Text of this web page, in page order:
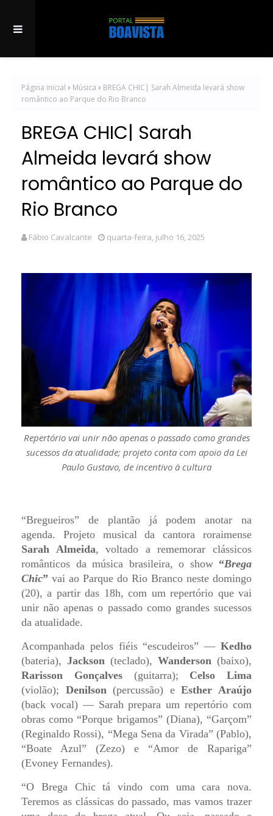
Página inicial Música
BREGA CHIC| Sarah Almeida levará show
romântico ao Parque do Rio Branco
BREGA CHIC| Sarah
Almeida levará show
romântico ao Parque do
Rio Branco
Fábio Cavalcante quarta-feira, julho 16, 2025
Repertório vai unir não apenas o passado como grandes
sucessos da atualidade; projeto conta com apoio da Lei
Paulo Gustavo, de incentivo à cultura
“Bregueiros” de plantão já podem anotar na
agenda. Projeto musical da cantora roraimense
Sarah Almeida, voltado a rememorar clássicos
românticos da música brasileira, o show “Brega
Chic” vai ao Parque do Rio Branco neste domingo
(20), a partir das 18h, com um repertório que vai
unir não apenas o passado como grandes sucessos
da atualidade.
Acompanhada pelos fiéis “escudeiros” — Kedho
(bateria), Jackson (teclado), Wanderson (baixo),
Rarisson Gonçalves(guitarra); Celso Lima
(violão); Denilson (percussão) eEsther Araújo
(back vocal) — Sarah prepara um repertório com
obras como “Porque brigamos” (Diana), “Garçom”
(Reginaldo Rossi), “Mega Sena da Virada” (Pablo),
“Boate Azul” (Zezo) e “Amor de Rapariga”
(Evoney Fernandes).
“O Brega Chic tá vindo com uma cara nova.
Teremos as clássicas do passado, mas vamos trazer